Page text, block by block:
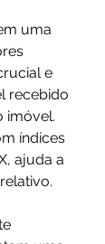
uma
e
recebido
imóvel.
índices
ajuda a